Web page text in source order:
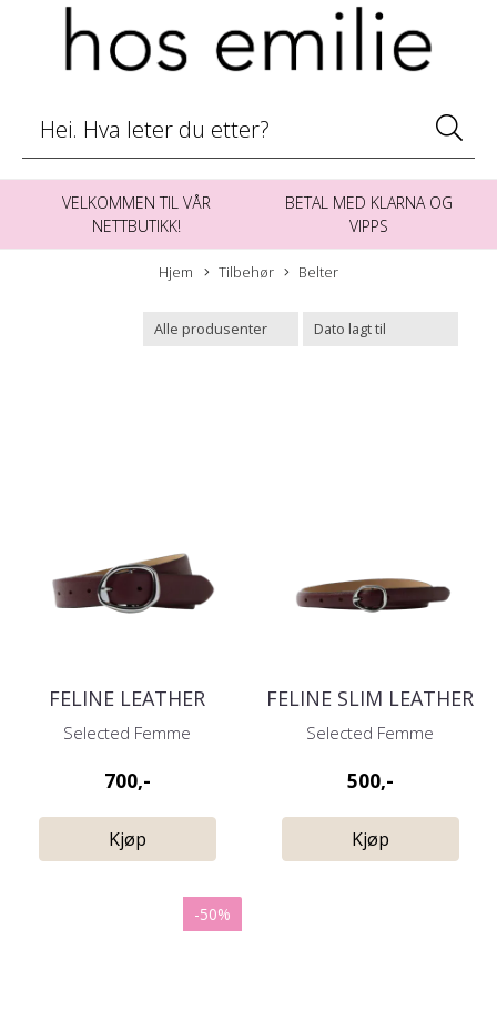
VELKOMMEN TIL VÅR
NETTBUTIKK!
BETAL MED KLARNA OG
VIPPS
Hjem Tilbehør Belter
FELINE LEATHER
BELT FIG
Selected Femme
700,-
Kjøp
FELINE SLIM LEATHER
BELT FIG
Selected Femme
500,-
Kjøp
-50%